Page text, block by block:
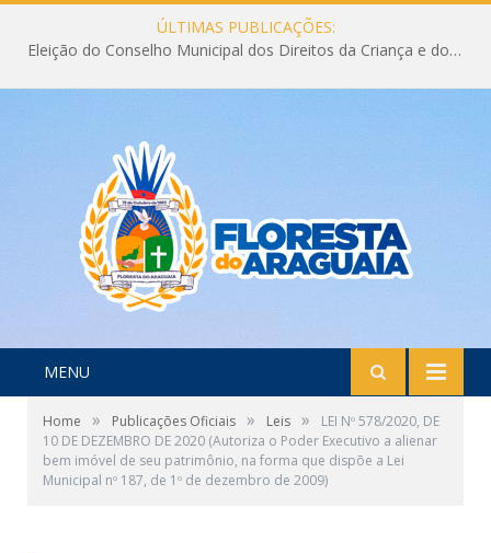
ÚLTIMAS PUBLICAÇÕES:
Eleição do Conselho Municipal dos Direitos da Criança e do Adolescente CMDCA 2026
MENU
Home » Publicações Oficiais » Leis »
LEI Nº 578/2020, DE
10 DE DEZEMBRO DE 2020 (Autoriza o Poder Executivo a alienar
bem imóvel de seu patrimônio, na forma que dispõe a Lei
Municipal nº 187, de 1º de dezembro de 2009)